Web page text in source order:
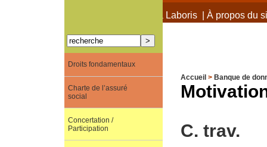
À propos de Terra Laboris| À propos du
Accueil > Banque de
C. trav.
Droits fondamentaux
Charte de l’assuré
social
Concertation /
Participation